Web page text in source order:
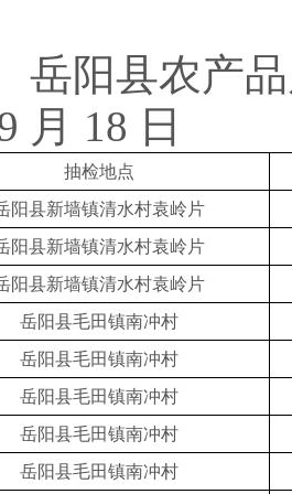
岳阳县农产
月 18 日
抽检地点
阳县新墙镇清水村袁岭片
阳县新墙镇清水村袁岭片
阳县新墙镇清水村袁岭片
岳阳县毛田镇南冲村
岳阳县毛田镇南冲村
岳阳县毛田镇南冲村
岳阳县毛田镇南冲村
岳阳县毛田镇南冲村